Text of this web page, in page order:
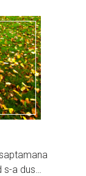
a dus…